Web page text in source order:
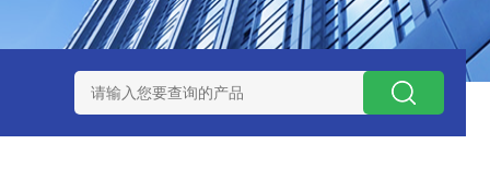
开关电源MMK150S-24 MMK150S-12 MMK320S-12